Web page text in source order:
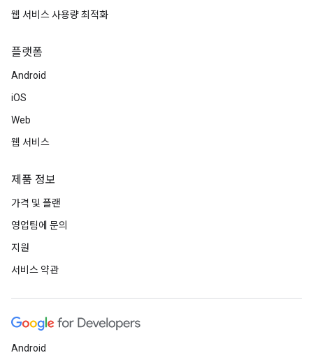
웹 서비스 사용량 최적화
플랫폼
Android
iOS
Web
웹 서비스
제품 정보
가격 및 플랜
영업팀에 문의
지원
서비스 약관
Android